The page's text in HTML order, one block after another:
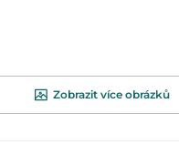
Zobrazit více obrázků